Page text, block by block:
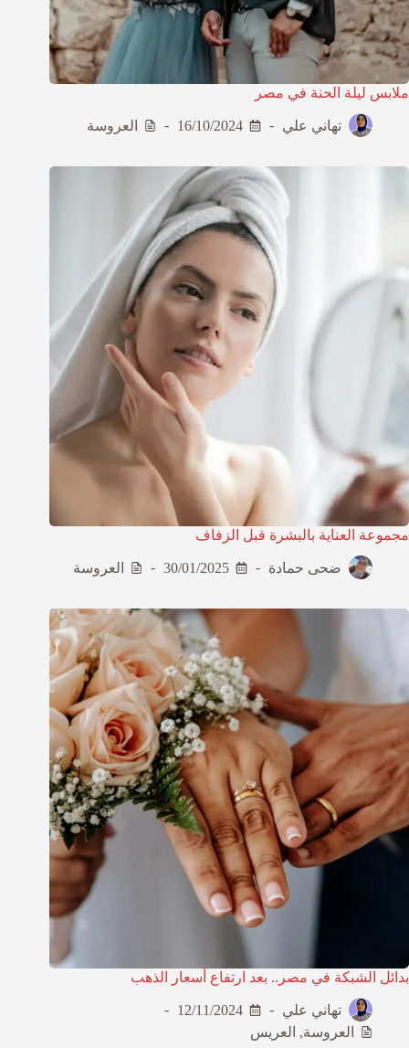
ملابس ليلة الحنة في مصر
تهاني علي 16/10/2024 العروسة
مجموعة العناية بالبشرة قبل الزفاف
ضحى حمادة 30/01/2025 العروسة
بدائل الشبكة في مصر.. بعد ارتفاع أسعار الذهب
تهاني علي
12/11/2024
العروسة, العريس